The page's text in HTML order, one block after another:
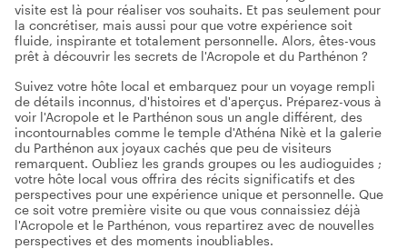
visite est là pour réaliser vos souhaits. Et pas seulement pour
la concrétiser, mais aussi pour que votre expérience soit
fluide, inspirante et totalement personnelle. Alors, êtes-vous
prêt à découvrir les secrets de l'Acropole et du Parthénon ?
Suivez votre hôte local et embarquez pour un voyage rempli
de détails inconnus, d'histoires et d'aperçus. Préparez-vous à
voir l'Acropole et le Parthénon sous un angle différent, des
incontournables comme le temple d'Athéna Nikè et la galerie
du Parthénon aux joyaux cachés que peu de visiteurs
remarquent. Oubliez les grands groupes ou les audioguides ;
votre hôte local vous offrira des récits significatifs et des
perspectives pour une expérience unique et personnelle. Que
ce soit votre première visite ou que vous connaissiez déjà
l'Acropole et le Parthénon, vous repartirez avec de nouvelles
perspectives et des moments inoubliables.